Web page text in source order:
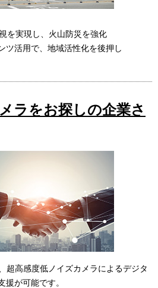
を実現し、火山防災を強化
ツ活用で、地域活性化を後押し
ラをお探しの企業さ
超高感度低ノイズカメラによるデジタ
援が可能です。